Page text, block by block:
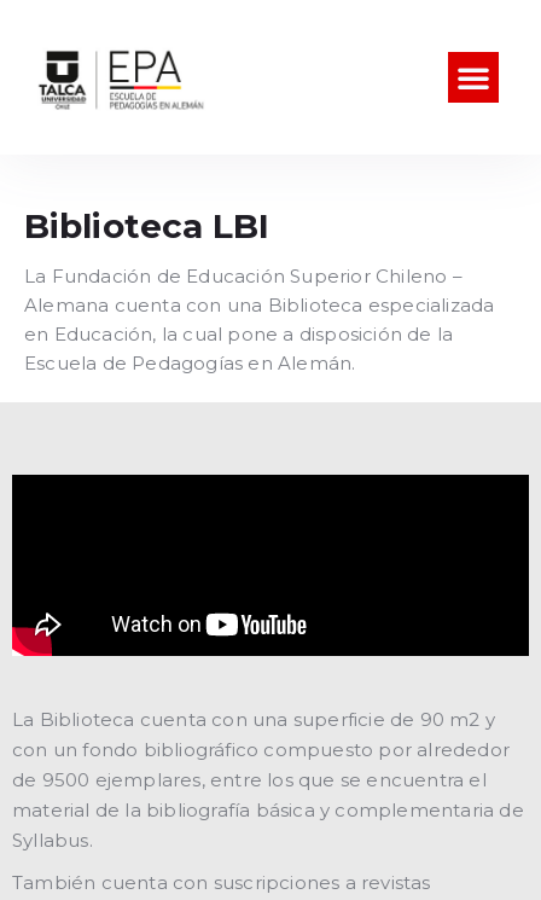
Biblioteca LBI​
La Fundación de Educación Superior Chileno –
Alemana cuenta con una Biblioteca especializada
en Educación, la cual pone a disposición de la
Escuela de Pedagogías en Alemán.
La Biblioteca cuenta con una superficie de 90 m2 y
con un fondo bibliográfico compuesto por alrededor
de 9500 ejemplares, entre los que se encuentra el
material de la bibliografía básica y complementaria de
Syllabus.
También cuenta con suscripciones a revistas